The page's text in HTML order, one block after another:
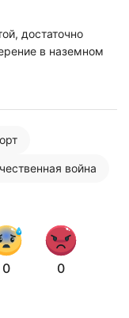
достаточно
в наземном
война
0 0